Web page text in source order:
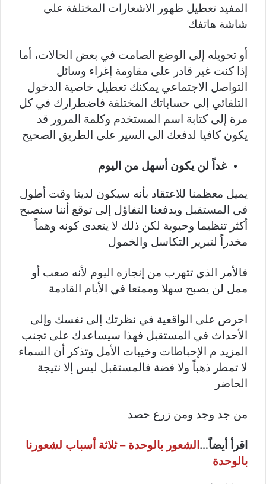
المفيد تعطيل ظهور الاشعارات المختلفة على
شاشة هاتفك
أو تحويله إلى الوضع الصامت في بعض الحالات، أما
إذا كنت غير قادر على مقاومة إغراء وسائل
التواصل الاجتماعي يمكنك تعطيل خاصية الدخول
التلقائي إلى حساباتك المختلفة فاضطرارك في كل
مرة إلى كتابة اسم المستخدم وكلمة المرور قد
يكون كافيا لدفعك الى السير على الطريق الصحيح
غداً لن يكون أسهل من اليوم
يميل معظمنا للاعتقاد بأنه سيكون لدينا وقت أطول
في المستقبل ويدفعنا التفاؤل إلى توقع أننا سنصبح
أكثر تنظيما وحيوية لكن ذلك لا يتعدى كونه وهماً
مخدراً لتبرير التكاسل والخمول
فالأمر الذي تتهرب من إنجازه اليوم لأنه صعب أو
ممل لن يصبح سهلا وممتعا في الأيام القادمة
احرص على الواقعية في نظرتك إلى نفسك وإلى
الأحداث في المستقبل فهذا سيساعدك على تجنب
المزيد م الإحباطات وخيبات الأمل وتذكر أن السماء
لا تمطر ذهباً ولا فضة فالمستقبل ليس إلا نتيجة
الحاضر
من جد وجد ومن زرع حصد
اقرأ أيضاً…الشعور بالوحدة – ثلاثة أسباب لشعورنا
بالوحدة